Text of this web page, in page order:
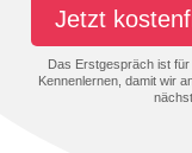
Jetzt
Das Erstgespräch ist für
Kennenlernen, damit wir